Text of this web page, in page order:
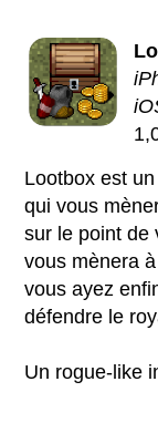
Lootbox est
qui vous
sur le point de
vous mènera
vous ayez
défendre le
Un rogue-like